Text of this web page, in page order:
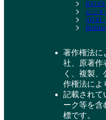
ビジ
ADXL
著作権法に
社、原著作
く、複製
作権法によ
記載されて
ーク等を含
標です。